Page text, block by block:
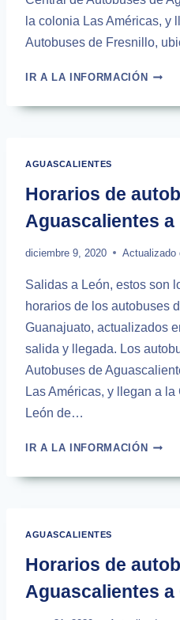
la colonia Las Américas, y
Autobuses de Fresnillo,
IR A LA INFORMACIÓN
|
AGUASCALIENTES
Horarios de
Aguascalientes a
diciembre 9, 2020 Actualizado
Salidas a León, estos son
horarios de los autobuses
Guanajuato, actualizados
salida y llegada. Los
Autobuses de
Las Américas, y llegan a
León de…
IR A LA INFORMACIÓN
|
AGUASCALIENTES
Horarios de
Aguascalientes a